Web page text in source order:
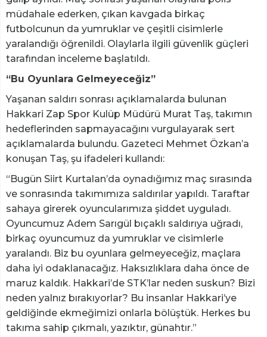
müdahale ederken, çıkan kavgada birkaç
futbolcunun da yumruklar ve çeşitli cisimlerle
yaralandığı öğrenildi. Olaylarla ilgili güvenlik güçleri
tarafından inceleme başlatıldı.
“Bu Oyunlara Gelmeyeceğiz”
Yaşanan saldırı sonrası açıklamalarda bulunan
Hakkari Zap Spor Kulüp Müdürü Murat Taş, takımın
hedeflerinden sapmayacağını vurgulayarak sert
açıklamalarda bulundu. Gazeteci Mehmet Özkan’a
konuşan Taş, şu ifadeleri kullandı:
“Bugün Siirt Kurtalan’da oynadığımız maç sırasında
ve sonrasında takımımıza saldırılar yapıldı. Taraftar
sahaya girerek oyuncularımıza şiddet uyguladı.
Oyuncumuz Adem Sarıgül bıçaklı saldırıya uğradı,
birkaç oyuncumuz da yumruklar ve cisimlerle
yaralandı. Biz bu oyunlara gelmeyeceğiz, maçlara
daha iyi odaklanacağız. Haksızlıklara daha önce de
maruz kaldık. Hakkari’de STK’lar neden suskun? Bizi
neden yalnız bırakıyorlar? Bu insanlar Hakkari’ye
geldiğinde ekmeğimizi onlarla bölüştük. Herkes bu
takıma sahip çıkmalı, yazıktır, günahtır.”